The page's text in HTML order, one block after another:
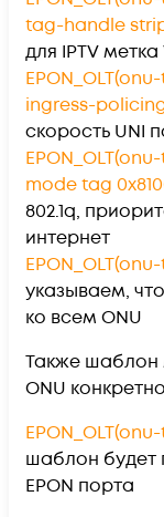
tag-handle
для IPTV
ingress-
скорость UNI
mode tag
802.1q,
интернет
указываем,
ко всем ONU
Также шаблон
ONU
шаблон будет
EPON порта